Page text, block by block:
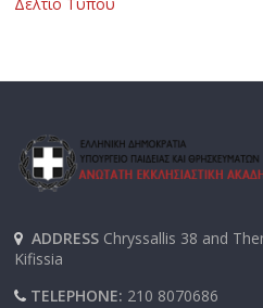
Δελτίο Τύπου
ADDRESS Chryssallis 38 and
Kifissia
TELEPHONE: 210 8070686